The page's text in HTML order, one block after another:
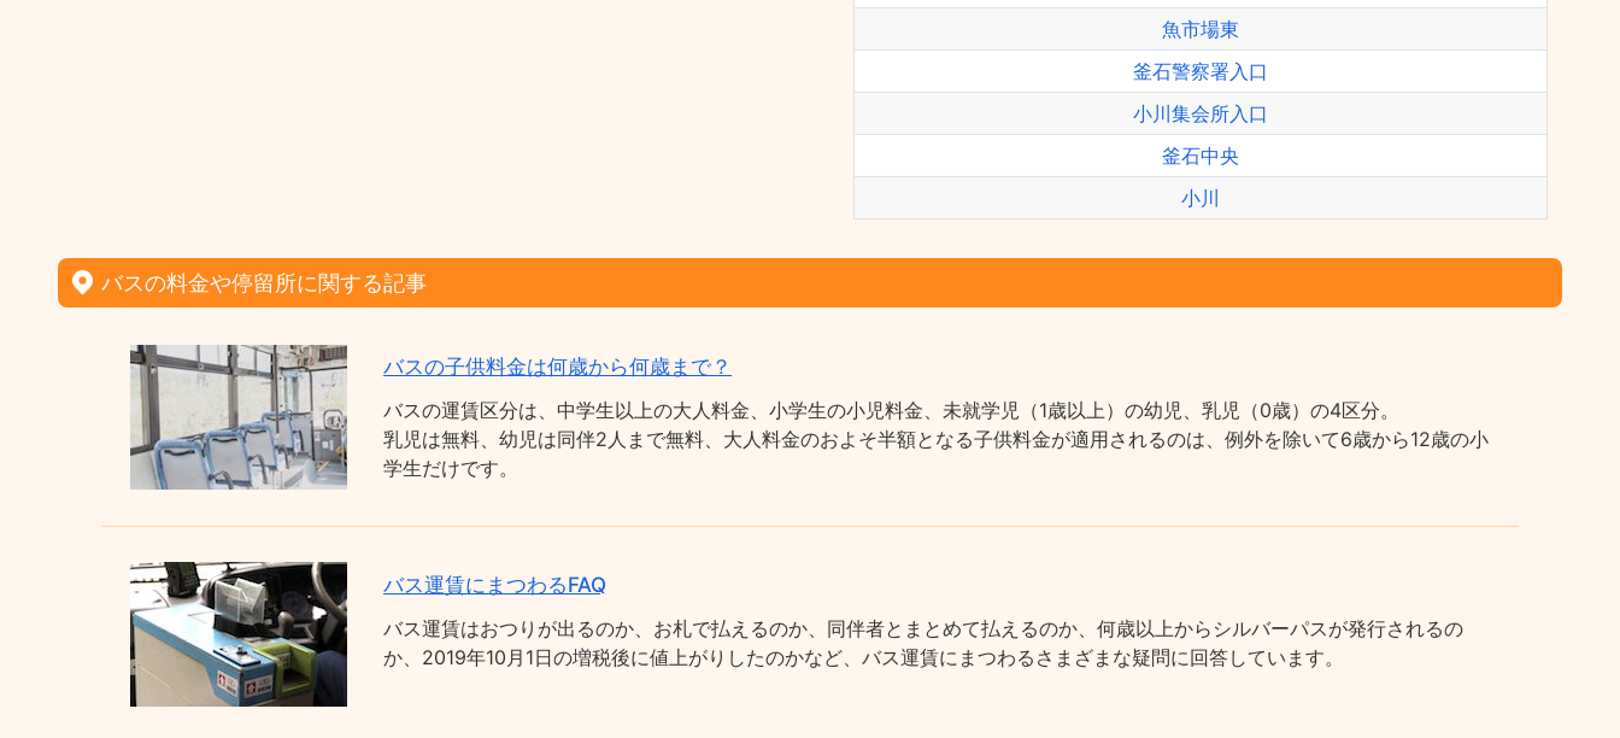
魚市場東
釜石警察署入口
小川集会所入口
釜石中央
小川
バスの料金や停留所に関する記事
バスの子供料金は何歳から何歳まで？
バスの運賃区分は、中学生以上の大人料金、小学生の小児料金、未就学児（1歳以上）の幼児、乳児（0歳）の4区分。
乳児は無料、幼児は同伴2人まで無料、大人料金のおよそ半額となる子供料金が適用されるのは、例外を除いて6歳から12歳の小
学生だけです。
バス運賃にまつわるFAQ
バス運賃はおつりが出るのか、お札で払えるのか、同伴者とまとめて払えるのか、何歳以上からシルバーパスが発行されるの
か、2019年10月1日の増税後に値上がりしたのかなど、バス運賃にまつわるさまざまな疑問に回答しています。